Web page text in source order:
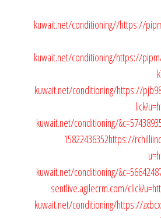
kuwait.net/conditioning//https://
kuwait.net/conditioning/https://
kuwait.net/conditioning/https://
kuwait.net/conditioning/
15822436352https://
kuwait.net/conditioning/
sentlive.agilecrm.com/
kuwait.net/conditioning/https://